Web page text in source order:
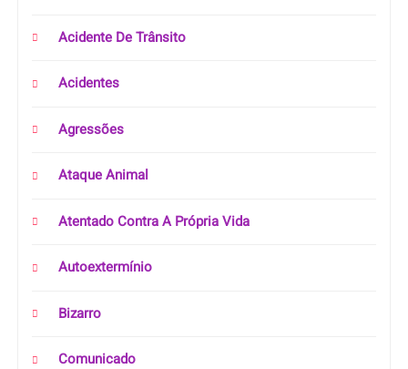
Acidente De Trânsito
Acidentes
Agressões
Ataque Animal
Atentado Contra A Própria Vida
Autoextermínio
Bizarro
Comunicado